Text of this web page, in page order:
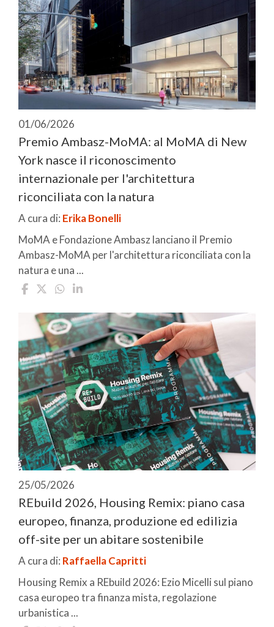
01/06/2026
Premio Ambasz-MoMA: al MoMA di New
York nasce il riconoscimento
internazionale per l'architettura
riconciliata con la natura
A cura di: Erika Bonelli
MoMA e Fondazione Ambasz lanciano il Premio
Ambasz-MoMA per l'architettura riconciliata con la
natura e una ...
25/05/2026
REbuild 2026, Housing Remix: piano casa
europeo, finanza, produzione ed edilizia
off-site per un abitare sostenibile
A cura di: Raffaella Capritti
Housing Remix a REbuild 2026: Ezio Micelli sul piano
casa europeo tra finanza mista, regolazione
urbanistica ...